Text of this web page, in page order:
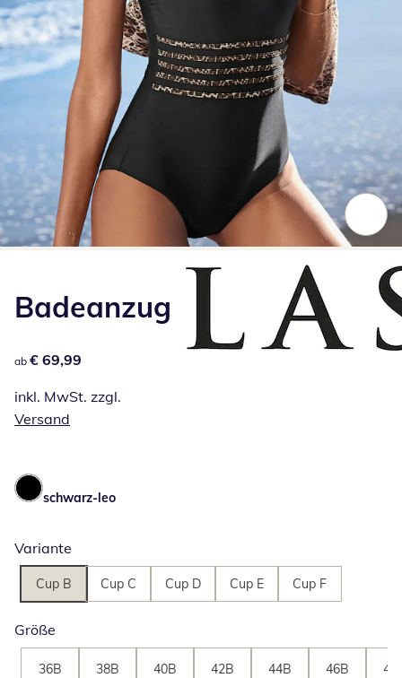
Badeanzug
€ 69,99
ab € 69,99
inkl. MwSt. zzgl.
Versand
schwarz-leo
Variante
Cup B Cup C Cup D Cup E Cup F
Größe
36B 38B 40B 42B 44B 46B